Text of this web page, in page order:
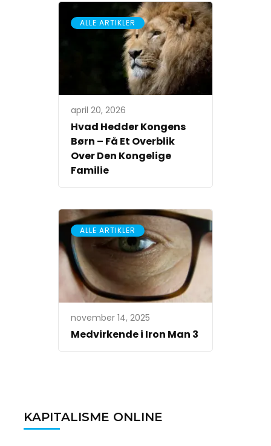
ALLE ARTIKLER
april 20, 2026
Hvad Hedder Kongens
Børn – Få Et Overblik
Over Den Kongelige
Familie
ALLE ARTIKLER
november 14, 2025
Medvirkende i Iron Man 3
KAPITALISME ONLINE